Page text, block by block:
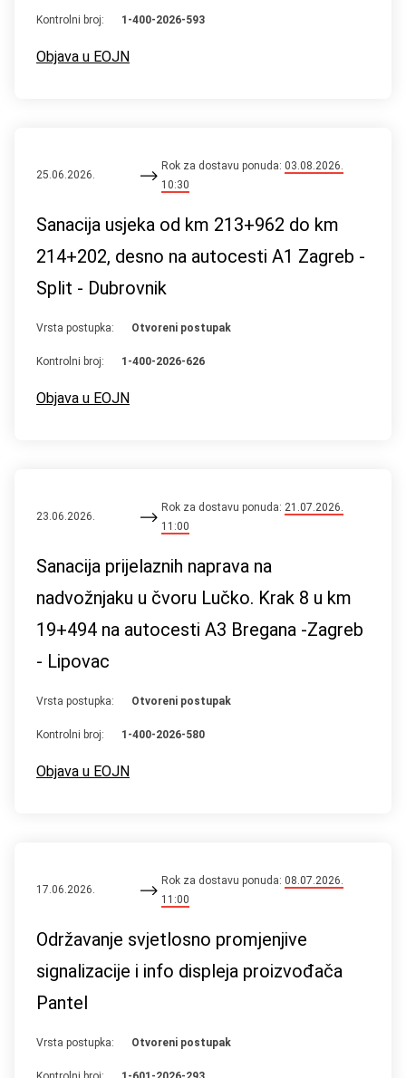
Kontrolni broj: 1-400-2026-593
Objava u EOJN
25.06.2026.
Rok za dostavu ponuda:03.08.2026.
10:30
Sanacija usjeka od km 213+962 do km
214+202, desno na autocesti A1 Zagreb -
Split - Dubrovnik
Vrsta postupka: Otvoreni postupak
Kontrolni broj: 1-400-2026-626
Objava u EOJN
23.06.2026.
Rok za dostavu ponuda: 21.07.2026.
11:00
Sanacija prijelaznih naprava na
nadvožnjaku u čvoru Lučko. Krak 8 u km
19+494 na autocesti A3 Bregana -Zagreb
- Lipovac
Vrsta postupka: Otvoreni postupak
Kontrolni broj: 1-400-2026-580
Objava u EOJN
17.06.2026.
Rok za dostavu ponuda:08.07.2026.
11:00
Održavanje svjetlosno promjenjive
signalizacije i info displeja proizvođača
Pantel
Vrsta postupka: Otvoreni postupak